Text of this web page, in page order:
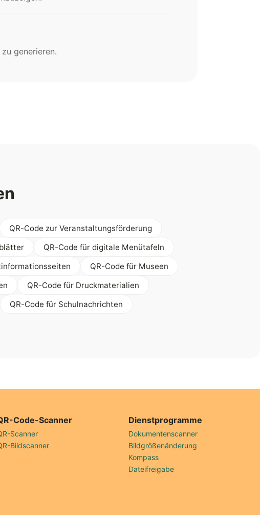
generieren.
QR-Code zur Veranstaltungsförderung
QR-Code für digitale Menütafeln
QR-Code für Museen
QR-Code für Druckmaterialien
QR-Code für Schulnachrichten
Code-Scanner
Scanner
Bildscanner
Dienstprogramme
Dokumentenscanner
Bildgrößenänderung
Kompass
Dateifreigabe